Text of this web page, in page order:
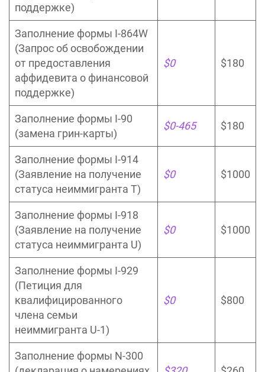
поддержке)
Заполнение формы I-864W
(Запрос об освобождении
от предоставления
аффидевита о финансовой
поддержке)
$0 $180
Заполнение формы I-90
(замена грин-карты)
$0-465 $180
Заполнение формы I-914
(Заявление на получение
статуса неиммигранта T)
$0 $1000
Заполнение формы I-918
(Заявление на получение
статуса неиммигранта U)
$0 $1000
Заполнение формы I-929
(Петиция для
квалифицированного
члена семьи
неиммигранта U-1)
$0 $800
Заполнение формы N-300